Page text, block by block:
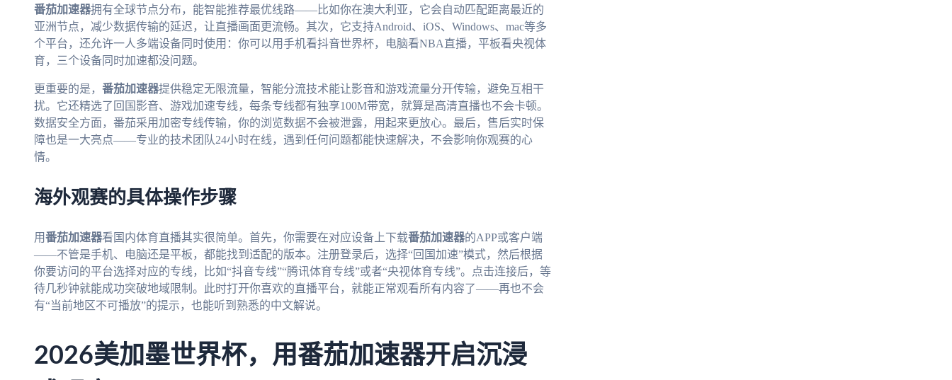
番茄加速器拥有全球节点分布，能智能推荐最优线路——比如你在澳大利亚，它会自动匹配距离最近的
亚洲节点，减少数据传输的延迟，让直播画面更流畅。其次，它支持Android、iOS、Windows、mac等多
个平台，还允许一人多端设备同时使用：你可以用手机看抖音世界杯，电脑看NBA直播，平板看央视体
育，三个设备同时加速都没问题。
更重要的是， 番茄加速器提供稳定无限流量，智能分流技术能让影音和游戏流量分开传输，避免互相干
扰。它还精选了回国影音、游戏加速专线，每条专线都有独享100M带宽，就算是高清直播也不会卡顿。
数据安全方面，番茄采用加密专线传输，你的浏览数据不会被泄露，用起来更放心。最后，售后实时保
障也是一大亮点——专业的技术团队24小时在线，遇到任何问题都能快速解决，不会影响你观赛的心
情。
海外观赛的具体操作步骤
用番茄加速器看国内体育直播其实很简单。首先，你需要在对应设备上下载番茄加速器的APP或客户端
——不管是手机、电脑还是平板，都能找到适配的版本。注册登录后，选择“回国加速”模式，然后根据
你要访问的平台选择对应的专线，比如“抖音专线”“腾讯体育专线”或者“央视体育专线”。点击连接后，等
待几秒钟就能成功突破地域限制。此时打开你喜欢的直播平台，就能正常观看所有内容了——再也不会
有“当前地区不可播放”的提示，也能听到熟悉的中文解说。
2026美加墨世界杯，用番茄加速器开启沉浸